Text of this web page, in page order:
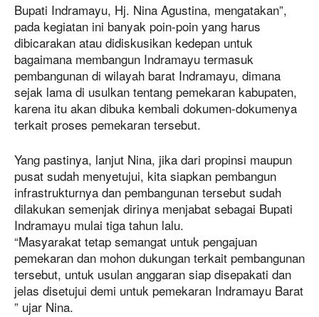
Bupati Indramayu, Hj. Nina Agustina, mengatakan”,
pada kegiatan ini banyak poin-poin yang harus
dibicarakan atau didiskusikan kedepan untuk
bagaimana membangun Indramayu termasuk
pembangunan di wilayah barat Indramayu, dimana
sejak lama di usulkan tentang pemekaran kabupaten,
karena itu akan dibuka kembali dokumen-dokumenya
terkait proses pemekaran tersebut.
Yang pastinya, lanjut Nina, jika dari propinsi maupun
pusat sudah menyetujui, kita siapkan pembangun
infrastrukturnya dan pembangunan tersebut sudah
dilakukan semenjak dirinya menjabat sebagai Bupati
Indramayu mulai tiga tahun lalu.
“Masyarakat tetap semangat untuk pengajuan
pemekaran dan mohon dukungan terkait pembangunan
tersebut, untuk usulan anggaran siap disepakati dan
jelas disetujui demi untuk pemekaran Indramayu Barat
” ujar Nina.